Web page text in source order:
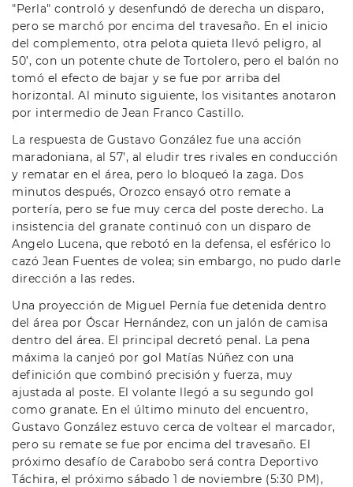
"Perla" controló y desenfundó de derecha un disparo,
pero se marchó por encima del travesaño. En el inicio
del complemento, otra pelota quieta llevó peligro, al
50’, con un potente chute de Tortolero, pero el balón no
tomó el efecto de bajar y se fue por arriba del
horizontal. Al minuto siguiente, los visitantes anotaron
por intermedio de Jean Franco Castillo.
La respuesta de Gustavo González fue una acción
maradoniana, al 57’, al eludir tres rivales en conducción
y rematar en el área, pero lo bloqueó la zaga. Dos
minutos después, Orozco ensayó otro remate a
portería, pero se fue muy cerca del poste derecho. La
insistencia del granate continuó con un disparo de
Angelo Lucena, que rebotó en la defensa, el esférico lo
cazó Jean Fuentes de volea; sin embargo, no pudo darle
dirección a las redes.
Una proyección de Miguel Pernía fue detenida dentro
del área por Óscar Hernández, con un jalón de camisa
dentro del área. El principal decretó penal. La pena
máxima la canjeó por gol Matías Núñez con una
definición que combinó precisión y fuerza, muy
ajustada al poste. El volante llegó a su segundo gol
como granate. En el último minuto del encuentro,
Gustavo González estuvo cerca de voltear el marcador,
pero su remate se fue por encima del travesaño. El
próximo desafío de Carabobo será contra Deportivo
Táchira, el próximo sábado 1 de noviembre (5:30 PM),